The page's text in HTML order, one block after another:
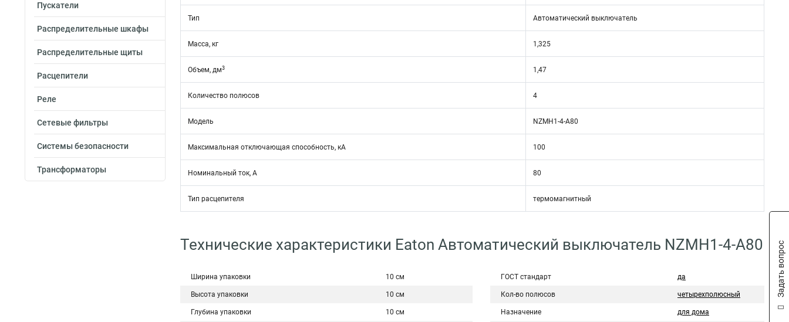
Пускатели
Распределительные шкафы
Распределительные щиты
Расцепители
Реле
Сетевые фильтры
Системы безопасности
Трансформаторы
Тип Автоматический выключатель
Масса, кг 1,325
Объем, дм3 1,47
Количество полюсов 4
Модель NZMH1-4-A80
Максимальная отключающая способность, кА 100
Номинальный ток, А 80
Тип расцепителя термомагнитный
Технические характеристики Eaton Автоматический выключатель NZMH1-4-A80
Ширина упаковки 10 см
Высота упаковки 10 см
Глубина упаковки 10 см
ГОСТ стандарт да
Кол-во полюсов четырехполюсный
Назначение для дома
Задать вопрос